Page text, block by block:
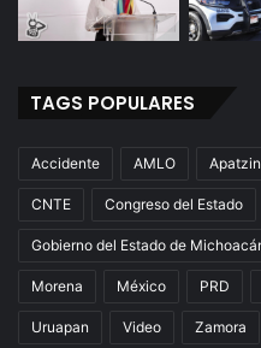
TAGS POPULARES
Accidente AMLO
CNTE Congreso del Estado
Gobierno del Estado de
Morena México PRD
Uruapan Video Zamora